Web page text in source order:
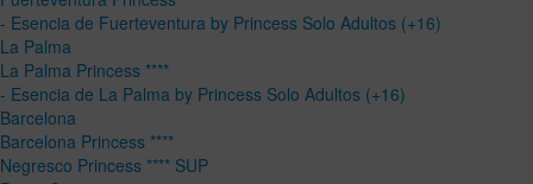
- Esencia de Fuerteventura by Princess Solo Adultos (+16)
La Palma
La Palma Princess ****
- Esencia de La Palma by Princess Solo Adultos (+16)
Barcelona
Barcelona Princess ****
Negresco Princess **** SUP